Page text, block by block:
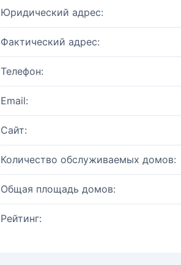
Юридический адрес:
Фактический адрес:
Телефон:
Email:
Сайт:
Количество обслуживаемых домов:
Общая площадь домов:
Рейтинг: